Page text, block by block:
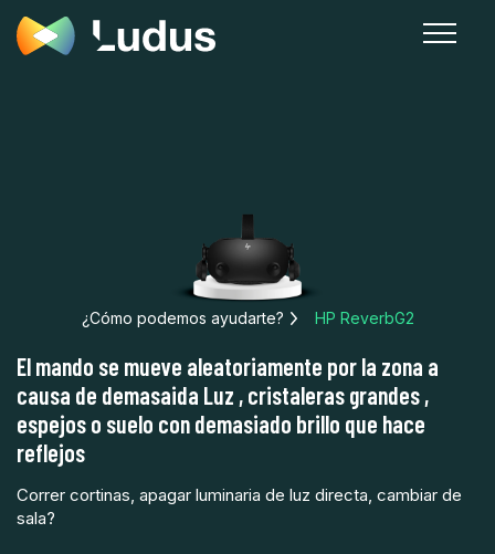
¿Cómo podemos ayudarte? HP ReverbG2
El mando se mueve aleatoriamente por la zona a
causa de demasaida Luz , cristaleras grandes ,
espejos o suelo con demasiado brillo que hace
reflejos
Correr cortinas, apagar luminaria de luz directa, cambiar de
sala?